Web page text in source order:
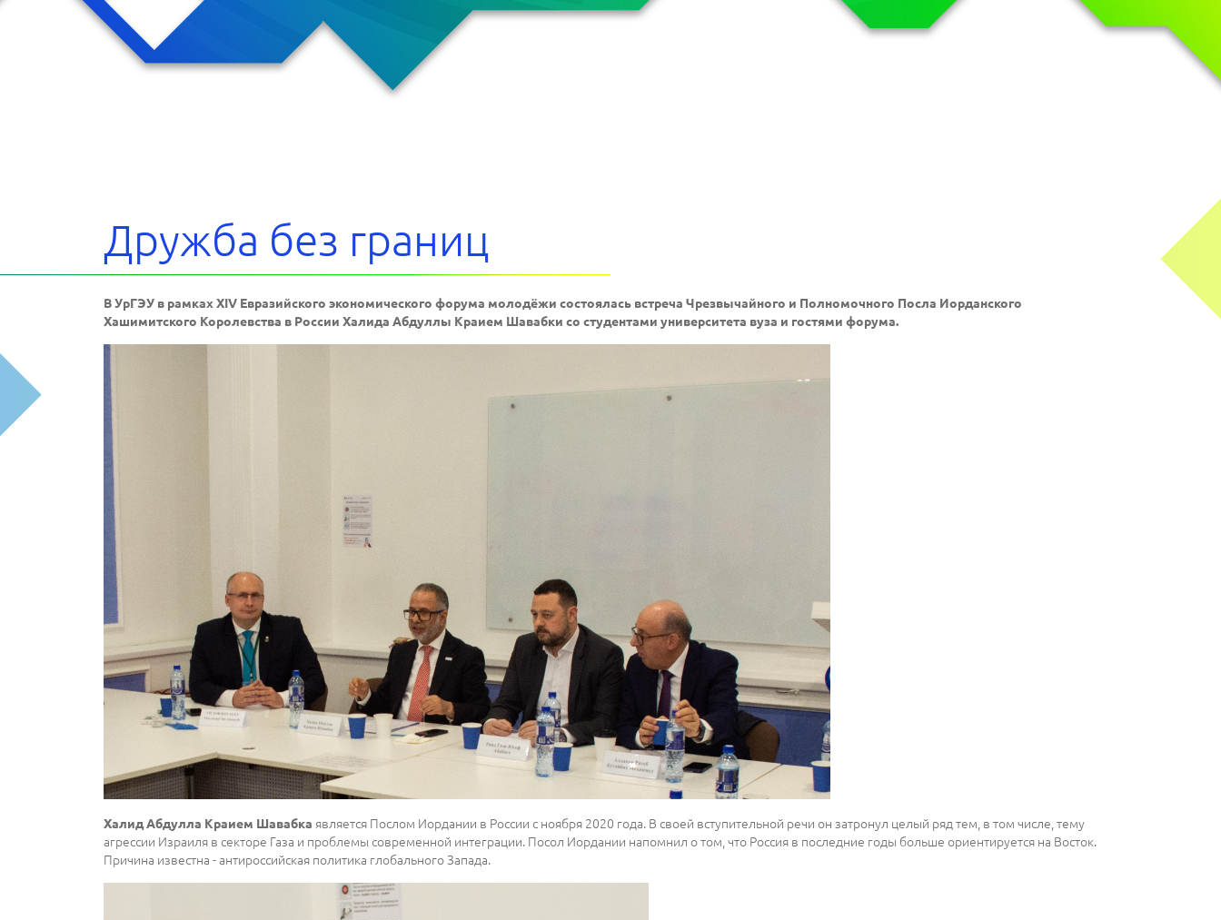
Дружба без границ
В УрГЭУ в рамках XIV Евразийского экономического форума молодёжи состоялась встреча Чрезвычайного и Полномочного Посла Иорданского
Хашимитского Королевства в России Халида Абдуллы Краием Шавабки со студентами университета вуза и гостями форума.
Халид Абдулла Краием Шавабка является Послом Иордании в России с ноября 2020 года. В своей вступительной речи он затронул целый ряд тем, в том числе, тему
агрессии Израиля в секторе Газа и проблемы современной интеграции. Посол Иордании напомнил о том, что Россия в последние годы больше ориентируется на Восток.
Причина известна - антироссийская политика глобального Запада.